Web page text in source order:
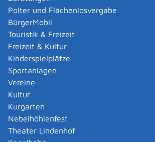
Polter und Flächenlosvergabe
BürgerMobil
Touristik & Freizeit
Freizeit & Kultur
Kinderspielplätze
Sportanlagen
Vereine
Kultur
Kurgarten
Nebelhöhlenfest
Theater Lindenhof
Sozialarbeiter, Sozialpädagoge mit
Berufsausbildung – Erlaubnis zur
Berufsbezeichnung beantragen
Altersrente - Rente bei vorzeitigem
Ruhestand beantragen
Altersrente für besonders langjährig
beantragen
Altersrente für schwerbehinderte
beantragen
Amtliche Meldebestätigung
Andere Strafanzeige stellen
Änderung bezüglich des Betriebs